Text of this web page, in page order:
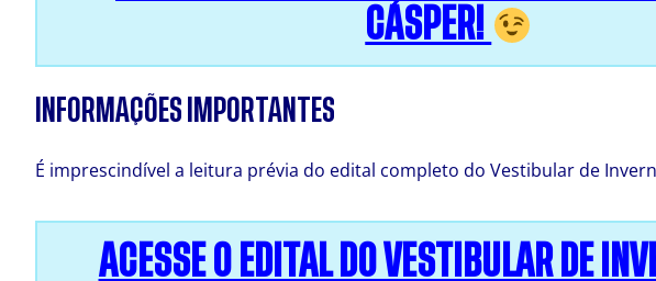
CÁSPER!
INFORMAÇÕES IMPORTANTES
É imprescindível a leitura prévia do edital completo do Vestibular de
ACESSE O EDITAL DO VESTIBULAR DE